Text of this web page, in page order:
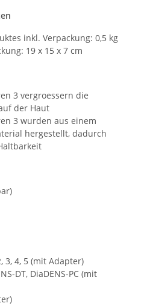
inkl. Verpackung: 0,5 kg
19 x 15 x 7 cm
3 vergroessern die
der Haut
3 wurden aus einem
hergestellt, dadurch
3, 4, 5 (mit Adapter)
DT, DiaDENS-PC (mit